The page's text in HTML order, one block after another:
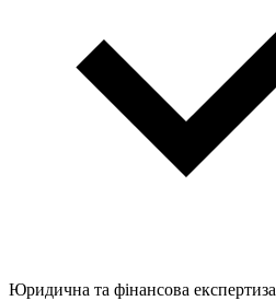
Юридична та фінансова експертиза